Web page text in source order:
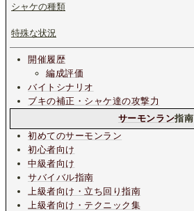
シャケの種類
特殊な状況
開催履歴
編成評価
バイトシナリオ
ブキの補正・シャケ達の攻撃力
サーモンラン指南
初めてのサーモンラン
初心者向け
中級者向け
サバイバル指南
上級者向け・立ち回り指南
上級者向け・テクニック集